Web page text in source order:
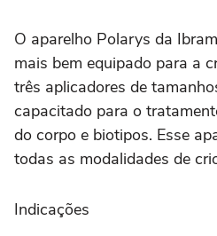
O aparelho Polarys da
mais bem equipado para a
três aplicadores de
capacitado para o
do corpo e biotipos. Esse
todas as modalidades de
Indicações